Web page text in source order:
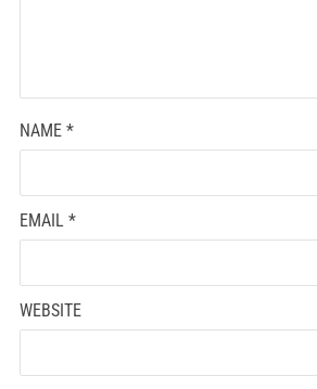
NAME *
EMAIL *
WEBSITE